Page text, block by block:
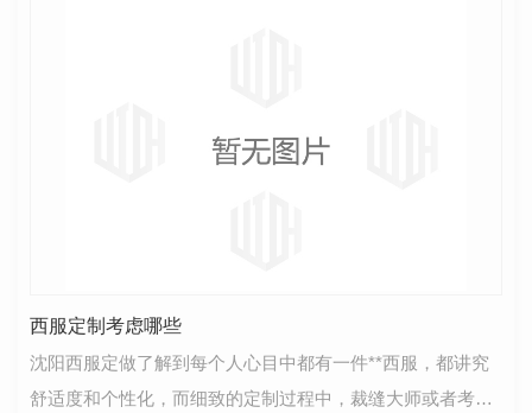
西服定制考虑哪些
沈阳西服定做了解到每个人心目中都有一件**西服，都讲究
舒适度和个性化，而细致的定制过程中，裁缝大师或者考虑